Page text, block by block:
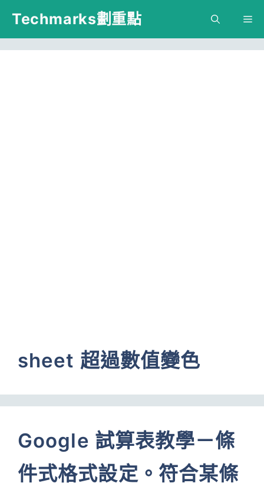
跳
主
Techmarks劃重點
sheet 超過數值變色
Google 試算表教學－條
件式格式設定。符合某條